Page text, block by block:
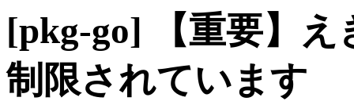
[pkg-go] 【重要】
制限されています